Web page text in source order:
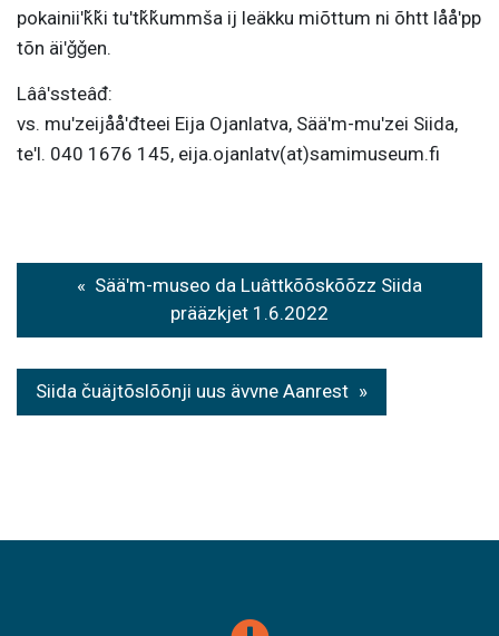
pokainiiʹǩǩi tuʹtǩǩummša ij leäkku miõttum ni õhtt lååʹpp
tõn äiʹǧǧen.
Lââʹssteâđ:
vs. muʹzeijååʹđteei Eija Ojanlatva, Sääʹm-muʹzei Siida,
teʹl. 040 1676 145, eija.ojanlatv(at)samimuseum.fi
Post
navigation
Sääʹm-museo da Luâttkõõskõõzz Siida
prääzkjet 1.6.2022
Siida čuäjtõslõõnji uus ävvne Aanrest